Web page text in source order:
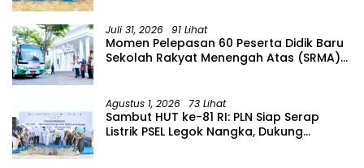
Juli 31, 2026 91 Lihat
Momen Pelepasan 60 Peserta Didik Baru
Sekolah Rakyat Menengah Atas (SRMA)
Agustus 1, 2026 73 Lihat
Sambut HUT ke-81 RI: PLN Siap Serap
Listrik PSEL Legok Nangka, Dukung